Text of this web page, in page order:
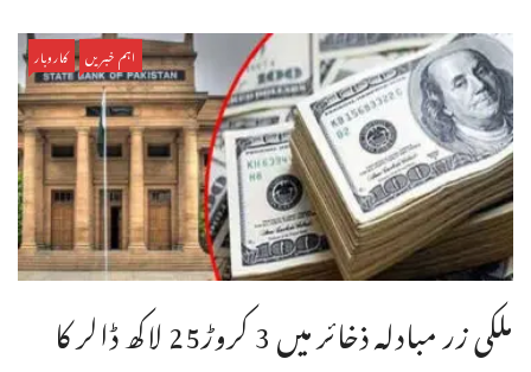
اہم خبریں کاروبار
ملکی زر مبادلہ ذخائر میں 3 کروڑ25 لاکھ ڈالر کا